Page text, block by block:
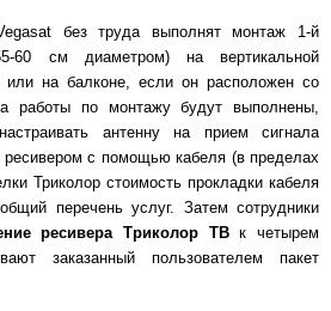
без труда выполнят монтаж 1-й
60 см диаметром) на вертикальной
или на балконе, если он расположен со
работы по монтажу будут выполнены,
антенну на прием сигнала
ресивером с помощью кабеля (в пределах
Триколор стоимость прокладки кабеля
перечень услуг. Затем сотрудники
ресивера Триколор ТВк четырем
заказанный пользователем пакет